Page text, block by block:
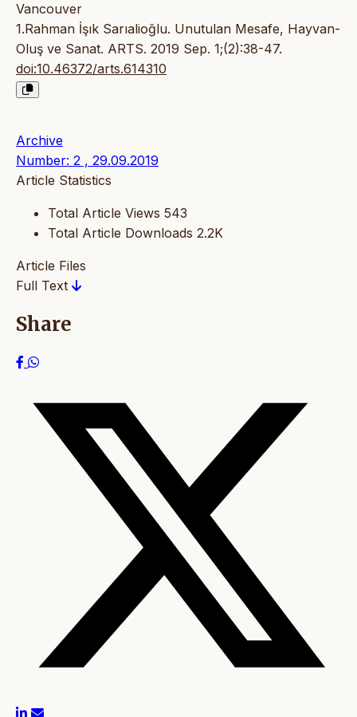
Vancouver
1.Rahman İşık Sarıalioğlu. Unutulan Mesafe, Hayvan-
Oluş ve Sanat. ARTS. 2019 Sep. 1;(2):38-47.
doi:10.46372/arts.614310
Archive
Number: 2 , 29.09.2019
Article Statistics
Total Article Views 543
Total Article Downloads 2.2K
Article Files
Full Text
Share